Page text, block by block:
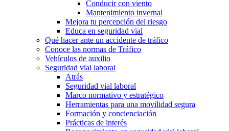
Conducir con viento
Mantenimiento invernal
Mejora tu percepción del riesgo
Educa en seguridad vial
Qué hacer ante un accidente de tráfico
Conoce las normas de Tráfico
Vehículos de auxilio
Seguridad vial laboral
Atrás
Seguridad vial laboral
Marco normativo y estratégico
Herramientas para una movilidad segura
Formación y concienciación
Prácticas de interés